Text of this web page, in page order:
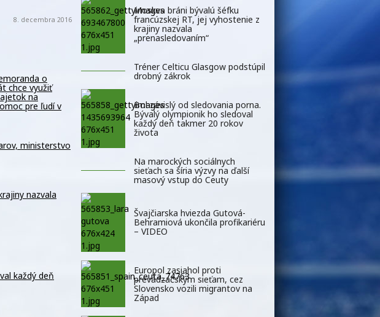
8. decembra 2016
o
chce využiť
na
pre ľudí v
ministerstvo
nazvala
každý deň
Moskva bráni bývalú šéfku
francúzskej RT, jej vyhostenie z
krajiny nazvala
„prenasledovaním“
Tréner Celticu Glasgow podstúpil
drobný zákrok
Bol závislý od sledovania porna.
Bývalý olympionik ho sledoval
každý deň takmer 20 rokov
života
Na marockých sociálnych
sieťach sa šíria výzvy na ďalší
masový vstup do Ceuty
Švajčiarska hviezda Gutová-
Behramiová ukončila profikariéru
– VIDEO
Europol zasiahol proti
prevádzačským sieťam, cez
Slovensko vozili migrantov na
Západ